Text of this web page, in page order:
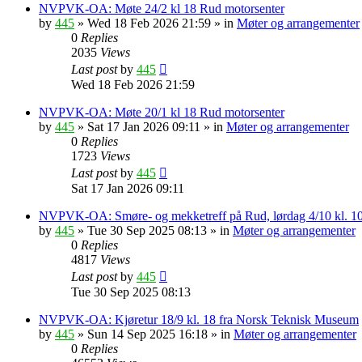
NVPVK-OA: Møte 24/2 kl 18 Rud motorsenter
by 445 » Wed 18 Feb 2026 21:59 » in Møter og arrangementer
0 Replies
2035 Views
Last postby 445
Wed 18 Feb 2026 21:59
NVPVK-OA: Møte 20/1 kl 18 Rud motorsenter
by 445 » Sat 17 Jan 2026 09:11 » in Møter og arrangementer
0 Replies
1723 Views
Last postby 445
Sat 17 Jan 2026 09:11
NVPVK-OA: Smøre- og mekketreff på Rud, lørdag 4/10 kl.
by 445 » Tue 30 Sep 2025 08:13 » in Møter og arrangementer
0 Replies
4817 Views
Last postby 445
Tue 30 Sep 2025 08:13
NVPVK-OA: Kjøretur 18/9 kl. 18 fra Norsk Teknisk Museum
by 445 » Sun 14 Sep 2025 16:18 » in Møter og arrangementer
0 Replies